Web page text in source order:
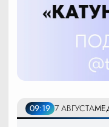
09:19 7 АВГУСТА